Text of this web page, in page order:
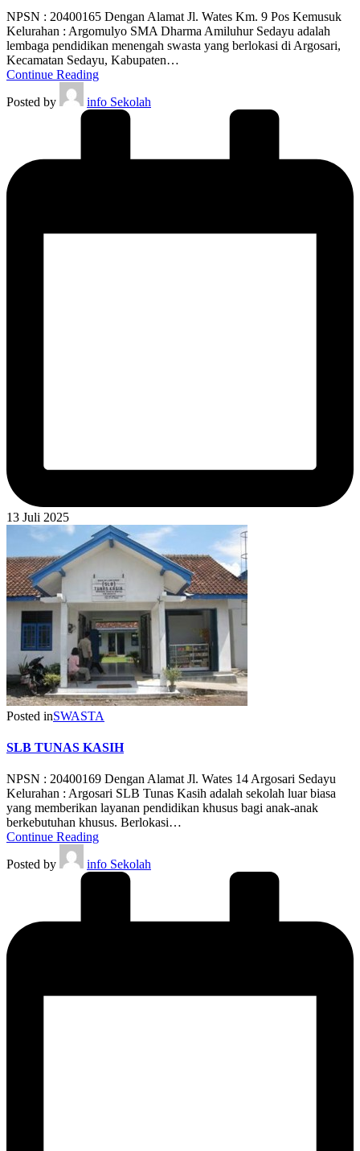
NPSN : 20400165 Dengan Alamat Jl. Wates Km. 9 Pos Kemusuk
Kelurahan : Argomulyo SMA Dharma Amiluhur Sedayu adalah
lembaga pendidikan menengah swasta yang berlokasi di Argosari,
Kecamatan Sedayu, Kabupaten…
Continue Reading
Posted by
info Sekolah
13 Juli 2025
Posted inSWASTA
SLB TUNAS KASIH
NPSN : 20400169 Dengan Alamat Jl. Wates 14 Argosari Sedayu
Kelurahan : Argosari SLB Tunas Kasih adalah sekolah luar biasa
yang memberikan layanan pendidikan khusus bagi anak-anak
berkebutuhan khusus. Berlokasi…
Continue Reading
Posted by
info Sekolah